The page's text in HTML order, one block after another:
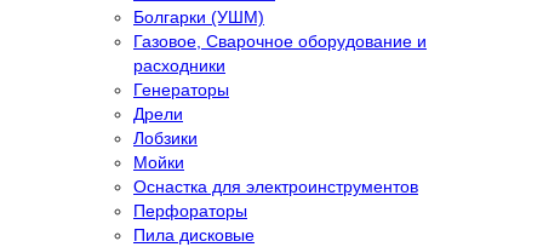
Болгарки (УШМ)
Газовое, Сварочное оборудование и
расходники
Генераторы
Дрели
Лобзики
Мойки
Оснастка для электроинструментов
Перфораторы
Пила дисковые